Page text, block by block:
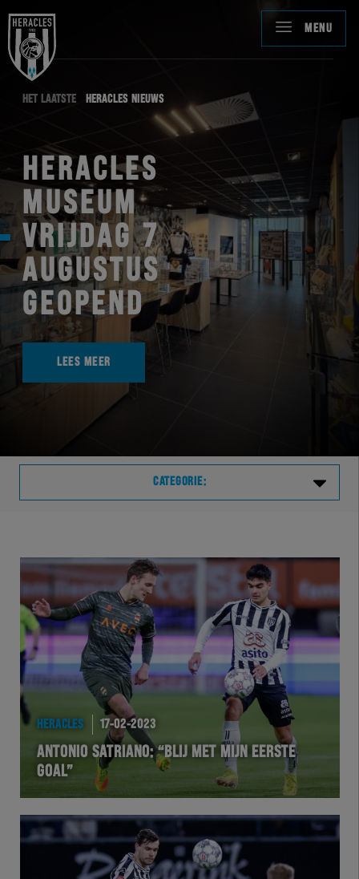
MENU
HET LAATSTE HERACLES NIEUWS
HERACLES
MUSEUM
VRIJDAG 7
AUGUSTUS
GEOPEND
LEES MEER
CATEGORIE:
VVVHER
TELHER
HERVOL
EXCHER
VOLHER
HERTEL
Natuurgras
HERACLES 17-02-2023
ANTONIO SATRIANO: “BLIJ MET MIJN EERSTE
GOAL”